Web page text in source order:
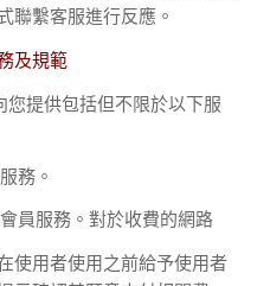
聯繫客服進行反應。
及規範
提供包括但不限於以下服
務。
員服務。對於收費的網路
使用者使用之前給予使用者